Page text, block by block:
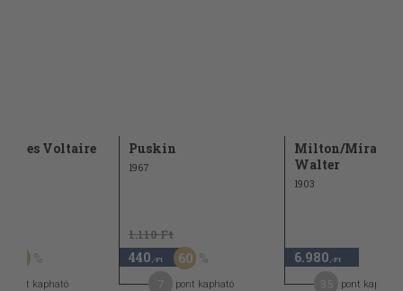
Voltaire
pont kapható
Puskin
1967
1.110 Ft
440 ,-Ft 60
pont kapható
Milton/
Walter
1903
6.980 ,-Ft
pont kapható